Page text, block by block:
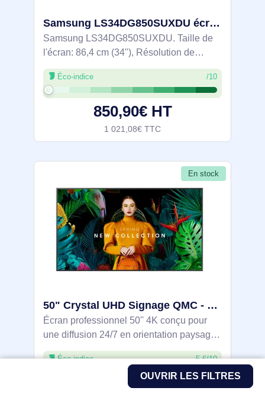
OUVRIR LES FILTRES
Samsung LS34DG850SUXDU écran plat de PC 86,4 cm (34") 3440 x 1440 pixels UltraWide Quad HD OLED Arge
Samsung LS34DG850SUXDU. Taille de
l'écran: 86,4 cm (34"), Résolution de
l'écran: 3440 x 1440 pixels, Type HD:
UltraWide Quad HD, Technologie
d'affichage: OLED, Temps de réponse:
0,03 ms, Format
Éco-indice /10
850,90€ HT
1 021,08€ TTC
En stock
50" Crystal UHD Signage QMC - LH50QMCEPGCXEN
Écran professionnel 50'' 4K conçu pour
une diffusion 24/7 en orientation paysage.
Dalle IPS antireflet 500 cd/m² avec angles
178° pour une lisibilité fiable. Processeur
Éco-indice 5.6/10